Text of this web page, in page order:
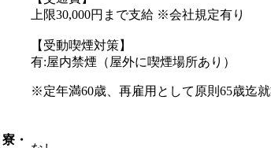
上限30,000円まで支給 ※会社規定有り
【受動喫煙対策】
有:屋内禁煙（屋外に喫煙場所あり）
※定年満60歳、再雇用として原則65歳迄
寮・